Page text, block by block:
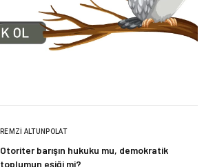
REMZI ALTUNPOLAT
Otoriter barışın hukuku mu, demokratik
toplumun eşiği mi?